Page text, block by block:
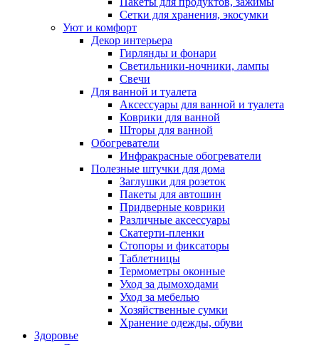
Сетки для хранения, экосумки
Уют и комфорт
Декор интерьера
Гирлянды и фонари
Светильники-ночники, лампы
Свечи
Для ванной и туалета
Аксессуары для ванной и туалета
Коврики для ванной
Шторы для ванной
Обогреватели
Инфракрасные обогреватели
Полезные штучки для дома
Заглушки для розеток
Пакеты для автошин
Придверные коврики
Различные аксессуары
Скатерти-пленки
Стопоры и фиксаторы
Таблетницы
Термометры оконные
Уход за дымоходами
Уход за мебелью
Хозяйственные сумки
Хранение одежды, обуви
Здоровье